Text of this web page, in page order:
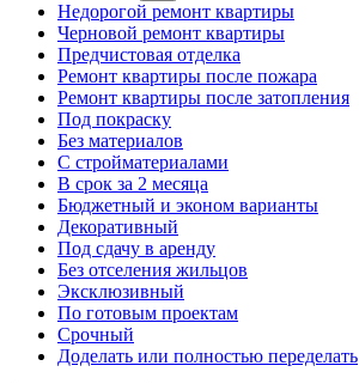
Недорогой ремонт квартиры
Черновой ремонт квартиры
Предчистовая отделка
Ремонт квартиры после пожара
Ремонт квартиры после затопления
Под покраску
Без материалов
С стройматериалами
В срок за 2 месяца
Бюджетный и эконом варианты
Декоративный
Под сдачу в аренду
Без отселения жильцов
Эксклюзивный
По готовым проектам
Срочный
Доделать или полностью переделать